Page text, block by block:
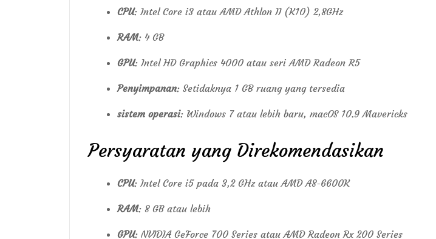
CPU: Intel Core i3 atau AMD Athlon II (K10) 2,8GHz
RAM: 4 GB
GPU: Intel HD Graphics 4000 atau seri AMD Radeon R5
Penyimpanan: Setidaknya 1 GB ruang yang tersedia
sistem operasi: Windows 7 atau lebih baru, macOS 10.9 Mavericks
Persyaratan yang Direkomendasikan
CPU: Intel Core i5 pada 3,2 GHz atau AMD A8-6600K
RAM: 8 GB atau lebih
GPU: NVIDIA GeForce 700 Series atau AMD Radeon Rx 200 Series